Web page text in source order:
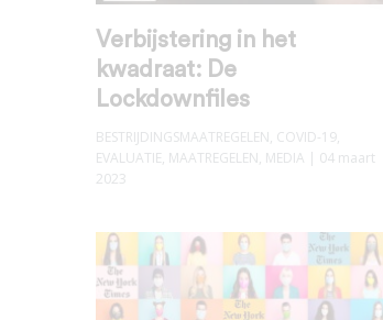
Verbijstering in het
kwadraat: De
Lockdownfiles
BESTRIJDINGSMAATREGELEN, COVID-19,
EVALUATIE, MAATREGELEN, MEDIA | 04 maart
2023